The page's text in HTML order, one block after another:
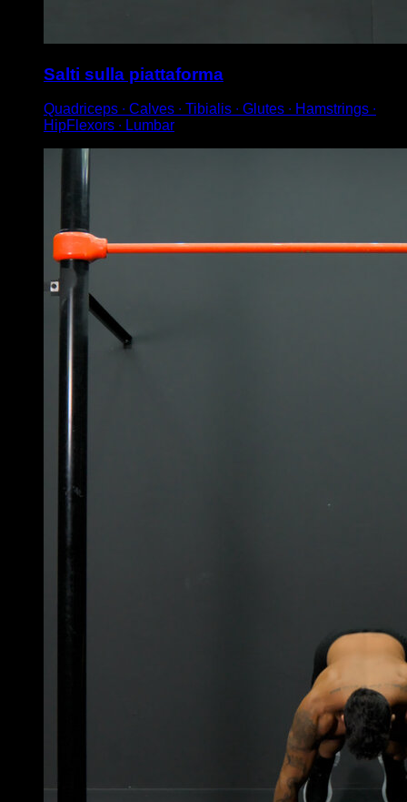
Salti sulla piattaforma
Quadriceps ∙ Calves ∙ Tibialis ∙ Glutes ∙ Hamstrings ∙
HipFlexors ∙ Lumbar